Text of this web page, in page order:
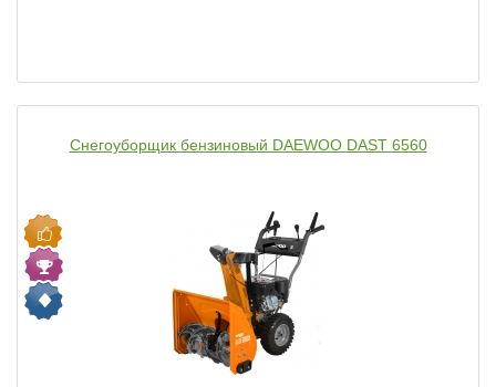
Снегоуборщик бензиновый DAEWOO DAST 6560